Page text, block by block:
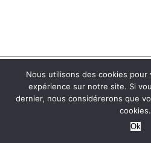
3, rue Henri Poincaré
(anciennement rue
Descartes)
Pôle d'activités de la
Bretonnière
85600 Montaigu-
Tél. : +33 2 55 99 27
Nous utilisons des cookies pour
expérience sur notre site. Si
dernier, nous considérerons que
cookies.
Ok